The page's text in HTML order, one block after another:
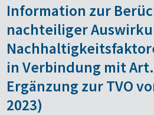
Information zur
nachteiliger
in Verbindung mit
Ergänzung zur TVO
2023)